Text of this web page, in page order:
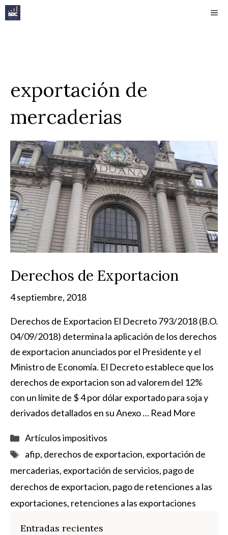
Saltar
al
exportación de
mercaderias
Derechos de Exportacion
4 septiembre, 2018
Derechos de Exportacion El Decreto 793/2018 (B.O.
04/09/2018) determina la aplicación de los derechos
de exportacion anunciados por el Presidente y el
Ministro de Economía. El Decreto establece que los
derechos de exportacion son ad valorem del 12%
con un límite de $ 4 por dólar exportado para soja y
derivados detallados en su Anexo … Read More
Categorías
Artículos impositivos
Etiquetas
afip, derechos de exportacion, exportación de
mercaderias, exportación de servicios, pago de
derechos de exportacion, pago de retenciones a las
exportaciones, retenciones a las exportaciones
Entradas recientes